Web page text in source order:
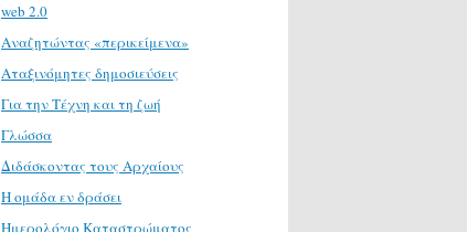
web 2.0
Αναζητώντας «περικείμενα»
Αταξινόμητες δημοσιεύσεις
Για την Τέχνη και τη ζωή
Γλώσσα
Διδάσκοντας τους Αρχαίους
Η ομάδα εν δράσει
Ημερολόγιο Καταστρώματος